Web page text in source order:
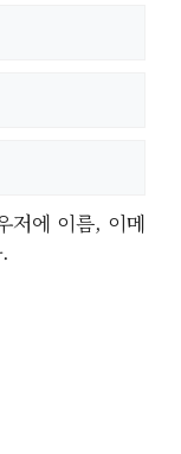
저에 이름, 이메